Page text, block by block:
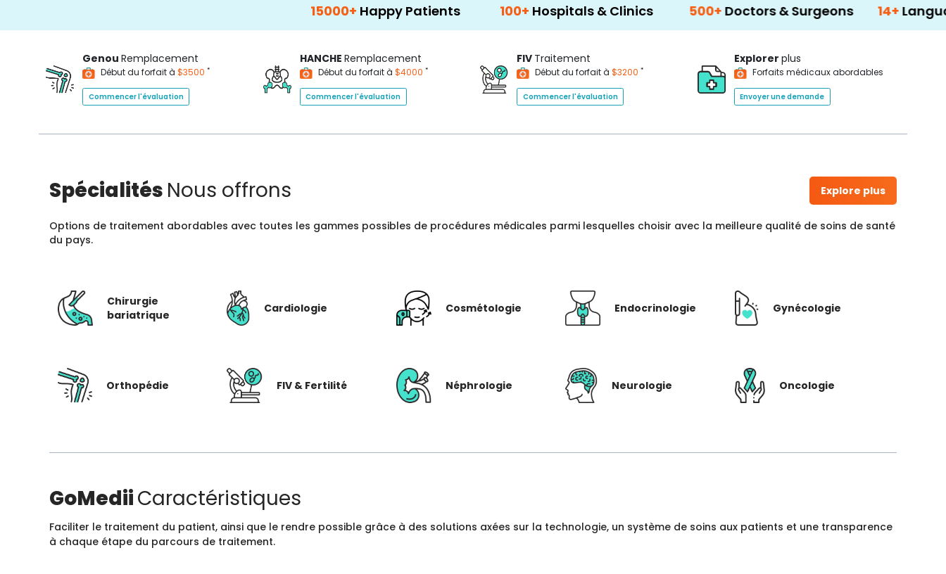
Happy Patients 100+ Hospitals & Clinics 500+ Doctors & Surgeons 14+Language
Genou Remplacement
Début du forfait à $3500 *
Commencer l'évaluation
HANCHE Remplacement
Début du forfait à $4000 *
Commencer l'évaluation
FIV Traitement
Début du forfait à $3200 *
Commencer l'évaluation
Explorer plus
Forfaits médicaux abordables
Envoyer une demande
Spécialités Nous offrons Explore plus
Options de traitement abordables avec toutes les gammes possibles de procédures médicales parmi lesquelles choisir avec la meilleure qualité de soins de santé
du pays.
Chirurgie
bariatrique
Cardiologie Cosmétologie Endocrinologie Gynécologie
Orthopédie FIV & Fertilité Néphrologie Neurologie Oncologie
GoMediiCaractéristiques
Faciliter le traitement du patient, ainsi que le rendre possible grâce à des solutions axées sur la technologie, un système de soins aux patients et une transparence
à chaque étape du parcours de traitement.